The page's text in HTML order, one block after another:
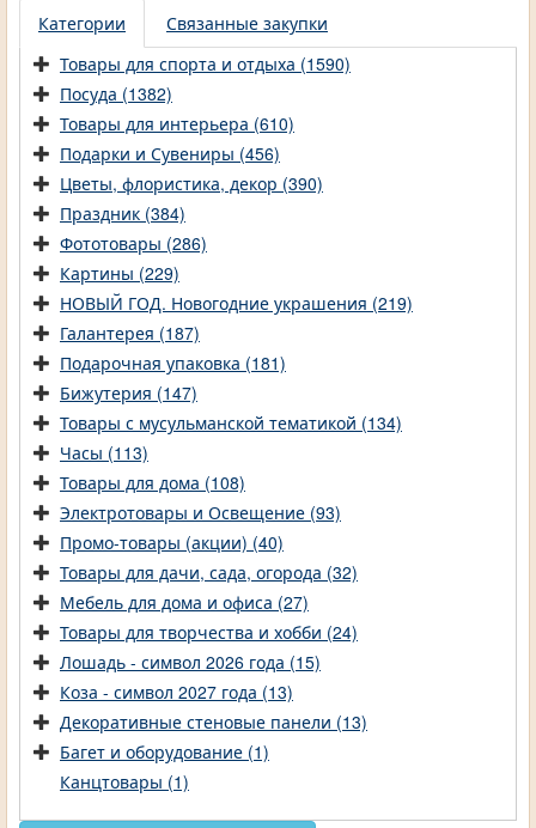
Категории
Связанные закупки
Товары для спорта и отдыха (1590)
Посуда (1382)
Товары для интерьера (610)
Подарки и Сувениры (456)
Цветы, флористика, декор (390)
Праздник (384)
Фототовары (286)
Картины (229)
НОВЫЙ ГОД. Новогодние украшения (219)
Галантерея (187)
Подарочная упаковка (181)
Бижутерия (147)
Товары с мусульманской тематикой (134)
Часы (113)
Товары для дома (108)
Электротовары и Освещение (93)
Промо-товары (акции) (40)
Товары для дачи, сада, огорода (32)
Мебель для дома и офиса (27)
Товары для творчества и хобби (24)
Лошадь - символ 2026 года (15)
Коза - символ 2027 года (13)
Декоративные стеновые панели (13)
Багет и оборудование (1)
Канцтовары (1)